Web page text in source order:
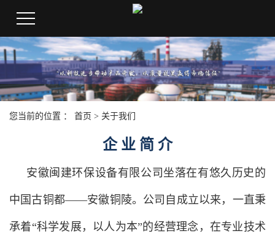
您当前的位置 ： 首页 > 关于我们
企 业 简 介
安徽闽建环保设备有限公司坐落在有悠久历史的
中国古铜都——安徽铜陵。公司自成立以来，一直秉
承着“科学发展，以人为本”的经营理念，在专业技术